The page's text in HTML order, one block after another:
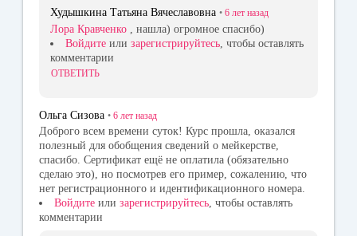
Худышкина Татьяна Вячеславовна • 6 лет назад
Лора Кравченко
, нашла) огромное спасибо)
Войдите или зарегистрируйтесь , чтобы оставлять
комментарии
ОТВЕТИТЬ
Ольга Сизова • 6 лет назад
Доброго всем времени суток! Курс прошла, оказался
полезный для обобщения сведений о мейкерстве,
спасибо. Сертификат ещё не оплатила (обязательно
сделаю это), но посмотрев его пример, сожалению, что
нет регистрационного и идентификационного номера.
Войдите или зарегистрируйтесь, чтобы оставлять
комментарии